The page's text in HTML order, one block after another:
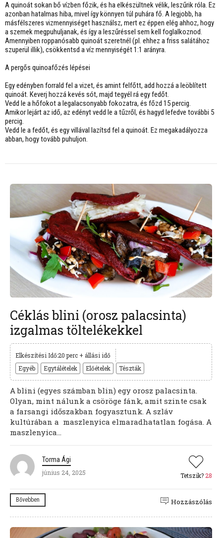
A quinoát sokan bő vízben főzik, és ha elkészültnek vélik, leszűrik róla. Ez
azonban hatalmas hiba, mivel így könnyen túl puhára fő. A legjobb, ha
másfélszeres vizmennyiséget használsz, mert ez éppen elég ahhoz, hogy
a szemek megpuhuljanak, és így a leszűréssel sem kell foglalkoznod.
Amennyiben roppanósabb quinoát szeretnél (pl. ehhez a friss salátához
szuperül illik), csökkentsd a víz mennyiségét 1:1 arányra.
A pergős quinoafőzés lépései
Egy edényben forrald fel a vizet, és amint felfőtt, add hozzá a leöblített
quinoát. Keverj hozzá kevés sót, majd tegyél rá egy fedőt.
Vedd le a hőfokot a legalacsonyabb fokozatra, és főzd 15 percig.
Amikor lejárt az idő, az edényt vedd le a tűzről, és hagyd lefedve további 5
percig.
Vedd le a fedőt, és egy villával lazítsd fel a quinoát. Ez megakadályozza
abban, hogy tovább puhuljon.
Céklás blini (orosz palacsinta)
izgalmas töltelékekkel
Elkészítési Idő:20 perc + állási idő
Egyéb
Egytálételek Előételek Tészták
A blini (egyes számban blin) egy orosz palacsinta.
Olyan, mint nálunk a csöröge fánk, amit szinte csak
a farsangi időszakban fogyasztunk. A szláv
kultúrában a maszlenyica elmaradhatatlan fogása. A
maszlenyica...
Torma Ági
június 24, 2025
Tetszik? 28
Bővebben Hozzászólás